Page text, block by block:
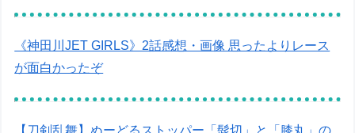
《神田川JET GIRLS》2話感想・画像 思ったよりレース
が面白かったぞ